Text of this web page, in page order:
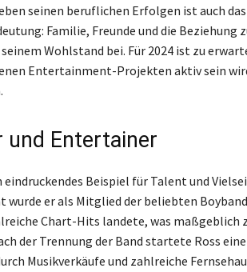
seinen beruflichen Erfolgen ist auch das
Familie, Freunde und die Beziehung
Wohlstand bei. Für 2024 ist zu
Entertainment-Projekten aktiv sein
und Entertainer
eindruckendes Beispiel für Talent und
er als Mitglied der beliebten Boyband
Chart-Hits landete, was maßgeblich
der Trennung der Band startete Ross eine
Musikverkäufe und zahlreiche